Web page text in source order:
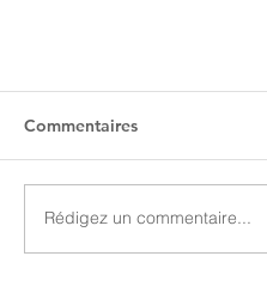
Commentaires
Rédigez un commentaire...